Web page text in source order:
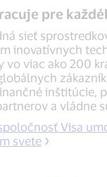
pre
sieť
inovatívnych
vo viac ako 200
inštitúcie,
a vládne
Visa
svete